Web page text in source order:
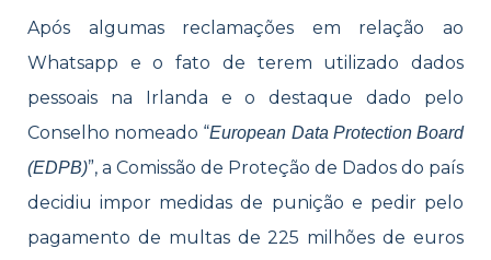
Após algumas reclamações em relação ao
Whatsapp e o fato de terem utilizado dados
pessoais na Irlanda e o destaque dado pelo
Conselho nomeado “European Data Protection Board
(EDPB)”, a Comissão de Proteção de Dados do país
decidiu impor medidas de punição e pedir pelo
pagamento de multas de 225 milhões de euros